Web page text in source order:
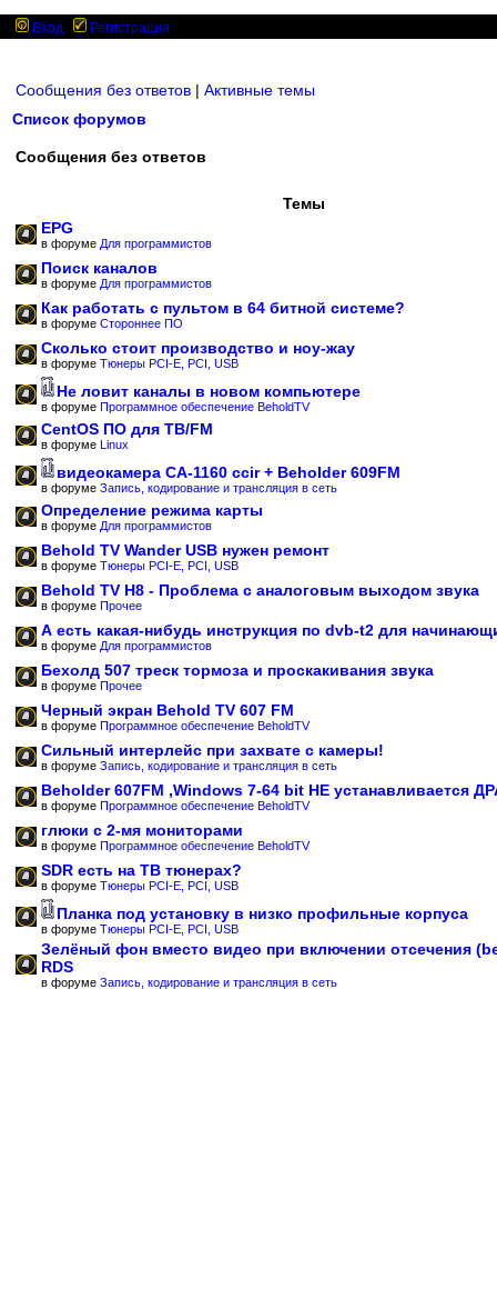
Вход Регистрация
Сообщения без ответов | Активные темы
Список форумов
Сообщения без ответов
Темы
EPG
в форуме Для программистов
Поиск каналов
в форуме Для программистов
Как работать с пультом в 64 битной системе?
в форуме Стороннее ПО
Сколько стоит производство и ноу-жау
в форуме Тюнеры PCI-E, PCI, USB
Не ловит каналы в новом компьютере
в форуме Программное обеспечение BeholdTV
CentOS ПО для ТВ/FM
в форуме Linux
видеокамера CA-1160 ccir + Beholder 609FM
в форуме Запись, кодирование и трансляция в сеть
Определение режима карты
в форуме Для программистов
Behold TV Wander USB нужен ремонт
в форуме Тюнеры PCI-E, PCI, USB
Behold TV H8 - Проблема с аналоговым выходом звука
в форуме Прочее
А есть какая-нибудь инструкция по dvb-t2 для
в форуме Для программистов
Бехолд 507 треск тормоза и проскакивания звука
в форуме Прочее
Черный экран Behold TV 607 FM
в форуме Программное обеспечение BeholdTV
Сильный интерлейс при захвате с камеры!
в форуме Запись, кодирование и трансляция в сеть
Beholder 607FM ,Windows 7-64 bit НЕ устанавливается
в форуме Программное обеспечение BeholdTV
глюки с 2-мя мониторами
в форуме Программное обеспечение BeholdTV
SDR есть на ТВ тюнерах?
в форуме Тюнеры PCI-E, PCI, USB
Планка под установку в низко профильные корпуса
в форуме Тюнеры PCI-E, PCI, USB
Зелёный фон вместо видео при включении отсечения
RDS
в форуме Запись, кодирование и трансляция в сеть